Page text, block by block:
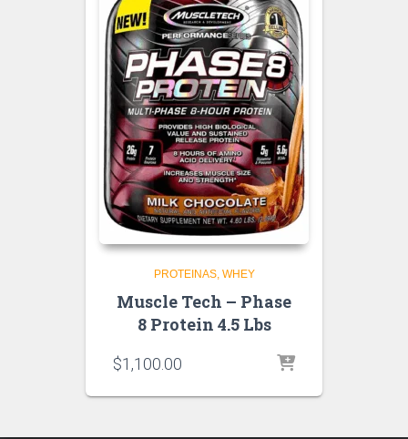
PROTEINAS WHEY
Muscle Tech – Phase
8 Protein 4.5 Lbs
$1,100.00